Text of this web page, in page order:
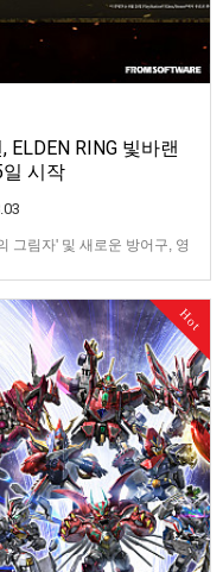
RING 빛바랜
시작
그림자' 및 새로운 방어구, 영
다.‘ELDEN RING 빛바랜 자Hot